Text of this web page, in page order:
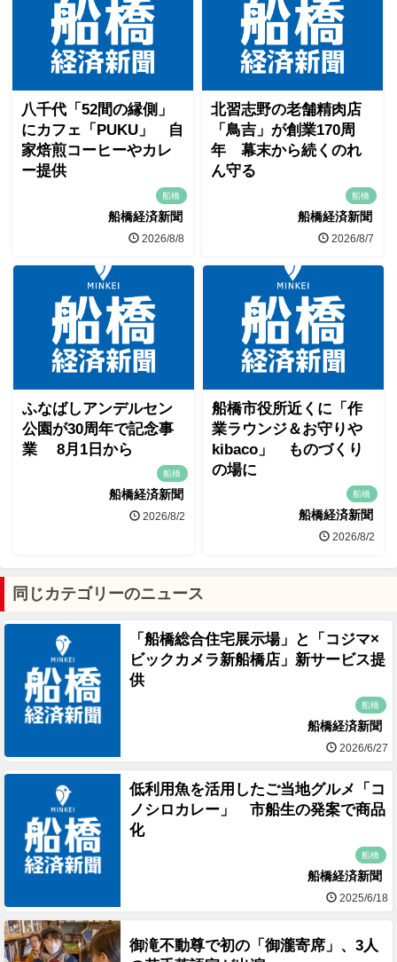
八千代「52間の縁側」
にカフェ「PUKU」 自
家焙煎コーヒーやカレ
ー提供
船橋
船橋経済新聞
2026/8/8
北習志野の老舗精肉店
「鳥吉」が創業170周
年 幕末から続くのれ
ん守る
船橋
船橋経済新聞
2026/8/7
ふなばしアンデルセン
公園が30周年で記念事
業 8月1日から
船橋
船橋経済新聞
2026/8/2
船橋市役所近くに「作
業ラウンジ＆お守りや
kibaco」 ものづくり
の場に
船橋
船橋経済新聞
2026/8/2
同じカテゴリーのニュース
「船橋総合住宅展示場」と「コジマ×
ビックカメラ新船橋店」新サービス提
供
船橋
船橋経済新聞
2026/6/27
低利用魚を活用したご当地グルメ「コ
ノシロカレー」 市船生の発案で商品
化
船橋
船橋経済新聞
2025/6/18
御滝不動尊で初の「御瀧寄席」、3人